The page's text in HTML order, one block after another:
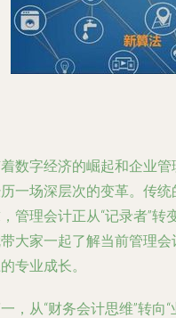
数字经济的崛起和企业
一场深层次的变革。传
管理会计正从“记录者”转
大家一起了解当前管理
专业成长。
，从“财务会计思维”转向“